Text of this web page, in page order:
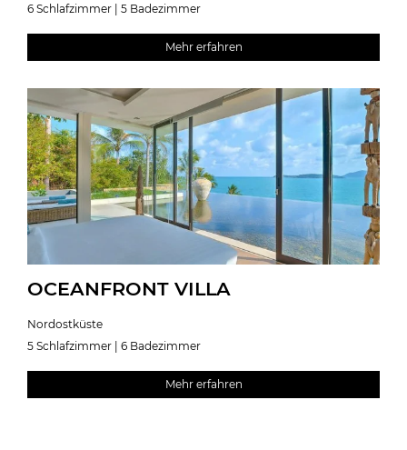
6 Schlafzimmer | 5 Badezimmer
Mehr erfahren
OCEANFRONT VILLA
Nordostküste
5 Schlafzimmer | 6 Badezimmer
Mehr erfahren